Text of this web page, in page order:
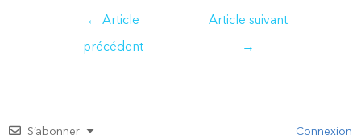
← Article
précédent
Article suivant
→
S’abonner Connexion